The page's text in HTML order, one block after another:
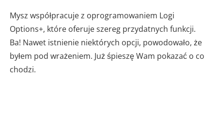
Mysz współpracuje z oprogramowaniem Logi
Options+, które oferuje szereg przydatnych funkcji.
Ba! Nawet istnienie niektórych opcji, powodowało, że
byłem pod wrażeniem. Już śpieszę Wam pokazać o co
chodzi.